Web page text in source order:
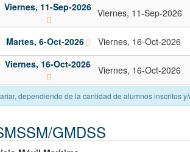
Viernes, 11-Sep-2026 Viernes, 11-Sep-2026
Martes, 6-Oct-2026
Viernes, 16-Oct-2026
Viernes, 16-Oct-2026 Viernes, 16-Oct-2026
dependiendo de la cantidad de alumnos inscritos
GMDSS